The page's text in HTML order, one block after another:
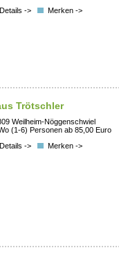
Details ->
Merken ->
Trötschler
Weilheim-Nöggenschwiel
(1-6) Personen ab 85,00 Euro
Details ->
Merken ->